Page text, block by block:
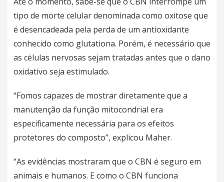
tipo de morte celular denominada como oxitose que
é desencadeada pela perda de um antioxidante
conhecido como glutationa. Porém, é necessário que
as células nervosas sejam tratadas antes que o dano
oxidativo seja estimulado.
“Fomos capazes de mostrar diretamente que a
manutenção da função mitocondrial era
especificamente necessária para os efeitos
protetores do composto”, explicou Maher.
“As evidências mostraram que o CBN é seguro em
animais e humanos. E como o CBN funciona